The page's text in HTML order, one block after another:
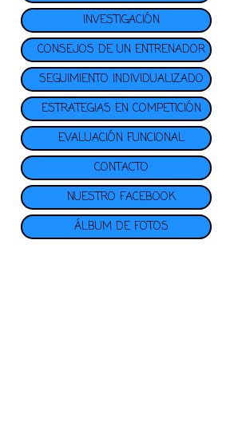
INVESTIGACIÓN
CONSEJOS DE UN ENTRENADOR
SEGUIMIENTO INDIVIDUALIZADO
ESTRATEGIAS EN COMPETICIÓN
EVALUACIÓN FUNCIONAL
CONTACTO
NUESTRO FACEBOOK
ÁLBUM DE FOTOS